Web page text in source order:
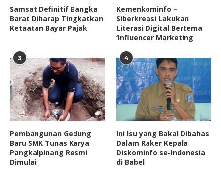
Samsat Definitif Bangka
Barat Diharap Tingkatkan
Ketaatan Bayar Pajak
Kemenkominfo –
Siberkreasi Lakukan
Literasi Digital Bertema
‘Influencer Marketing
3
Pembangunan Gedung
Baru SMK Tunas Karya
Pangkalpinang Resmi
Dimulai
4
Ini Isu yang Bakal Dibahas
Dalam Raker Kepala
Diskominfo se-Indonesia
di Babel